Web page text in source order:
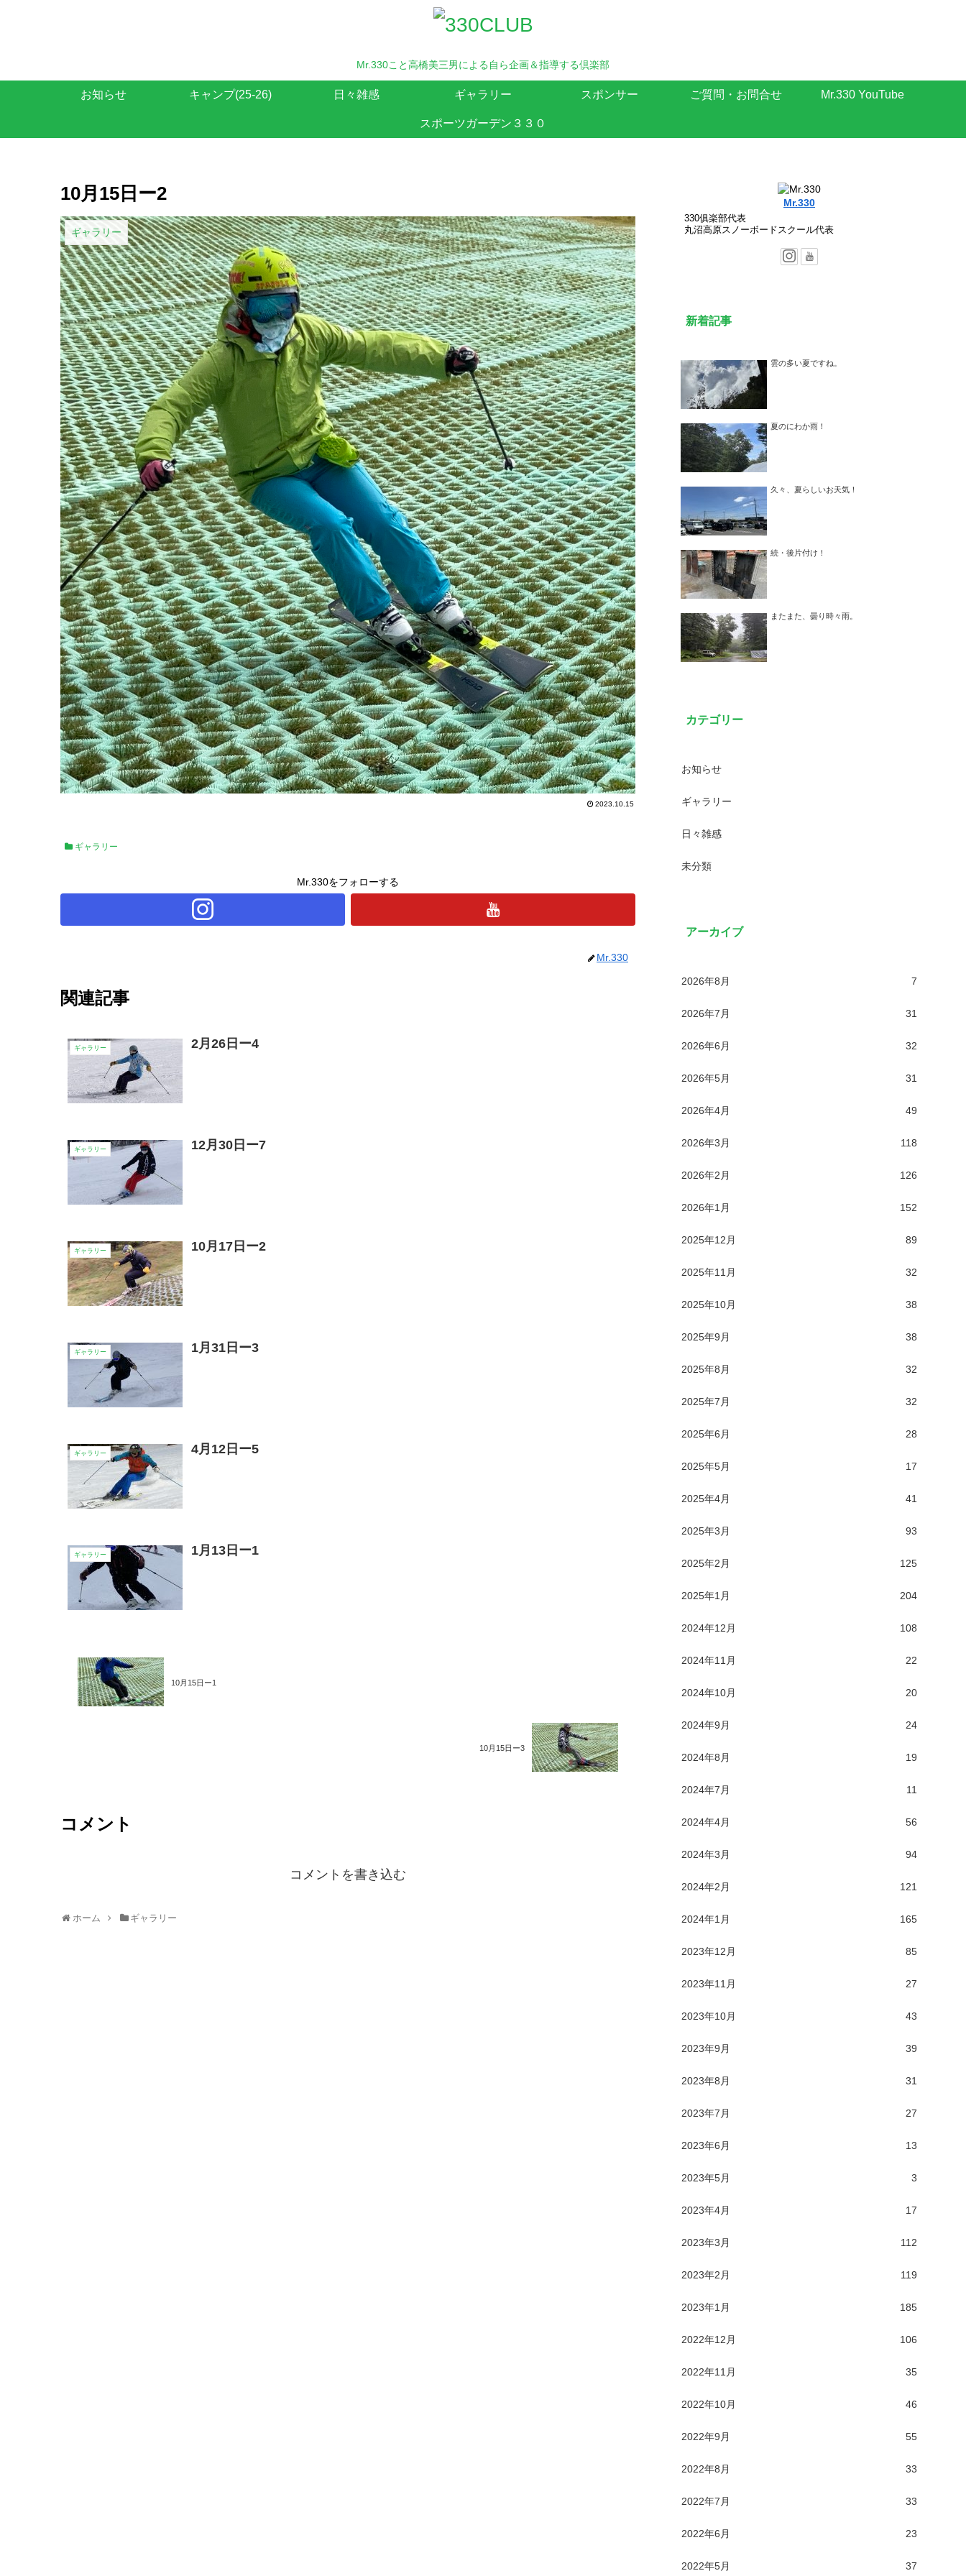
Mr.330こと高橋美三男による自ら企画＆指導する倶楽部
お知らせ キャンプ(25-26) 日々雑感 ギャラリー スポンサー ご質問・お問合せ Mr.330 YouTube
スポーツガーデン３３０
10月15日ー2
ギャラリー
2023.10.15
ギャラリー
Mr.330をフォローする
Mr.330
関連記事
ギャラリー 2月26日ー4
ギャラリー 12月30日ー7
ギャラリー 10月17日ー2
ギャラリー 1月31日ー3
ギャラリー 4月12日ー5
ギャラリー 1月13日ー1
10月15日ー1
10月15日ー3
コメント
コメントを書き込む
ホーム ギャラリー
Mr.330
330俱楽部代表
丸沼高原スノーボードスクール代表
新着記事
雲の多い夏ですね。
夏のにわか雨！
久々、夏らしいお天気！
続・後片付け！
またまた、曇り時々雨。
カテゴリー
お知らせ
ギャラリー
日々雑感
未分類
アーカイブ
2026年8月 7
2026年7月 31
2026年6月 32
2026年5月 31
2026年4月 49
2026年3月 118
2026年2月 126
2026年1月 152
2025年12月 89
2025年11月 32
2025年10月 38
2025年9月 38
2025年8月 32
2025年7月 32
2025年6月 28
2025年5月 17
2025年4月 41
2025年3月 93
2025年2月 125
2025年1月 204
2024年12月 108
2024年11月 22
2024年10月 20
2024年9月 24
2024年8月 19
2024年7月 11
2024年4月 56
2024年3月 94
2024年2月 121
2024年1月 165
2023年12月 85
2023年11月 27
2023年10月 43
2023年9月 39
2023年8月 31
2023年7月 27
2023年6月 13
2023年5月 3
2023年4月 17
2023年3月 112
2023年2月 119
2023年1月 185
2022年12月 106
2022年11月 35
2022年10月 46
2022年9月 55
2022年8月 33
2022年7月 33
2022年6月 23
2022年5月 37